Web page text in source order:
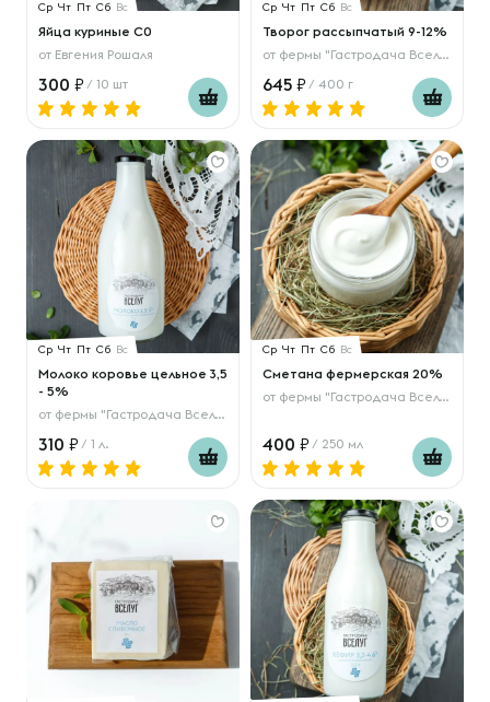
Ср Чт Пт Сб Вс
Яйца куриные С0
от Евгения Рошаля
300 / 10 шт
Ср Чт Пт Сб Вс
Творог рассыпчатый 9-12%
от фермы "Гастродача Вселуг"
645 / 400 г
Ср Чт Пт Сб Вс
Молоко коровье цельное 3,5
- 5%
от фермы "Гастродача Вселуг"
310 / 1 л.
Ср Чт Пт Сб Вс
Сметана фермерская 20%
от фермы "Гастродача Вселуг"
400 / 250 мл